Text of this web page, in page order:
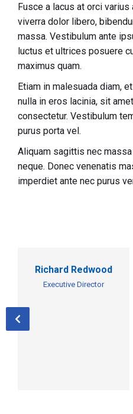
Fusce a lacus at orci varius
viverra dolor libero,
massa. Vestibulum ante
luctus et ultrices posuere
maximus quam.
Etiam in malesuada diam,
nulla in eros lacinia, sit
consectetur. Vestibulum
purus porta vel.
Aliquam sagittis nec
neque. Donec venenatis
imperdiet ante nec purus
Richard Redwood
Executive Director